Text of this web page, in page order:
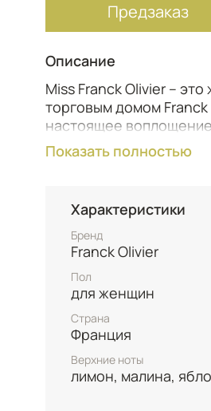
Предзаказ
Описание
Miss Franck Olivier –
торговым домом Franck
настоящее
мгновенно поднять
цветения.
которая ценит
каждым моментом. Он
прогулок,
себе окунуться в мир
Показать полностью
Характеристики
Бренд
Franck Olivier
Пол
для женщин
Страна
Франция
Верхние ноты
лимон, малина,